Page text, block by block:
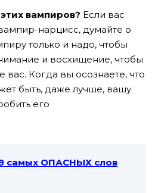
вампиров? Если вас
нарцисс, думайте о
только и надо, чтобы
и восхищение, чтобы
вас. Когда вы осознаете, что
быть, даже лучше, вашу
его
самых ОПАСНЫХ слов